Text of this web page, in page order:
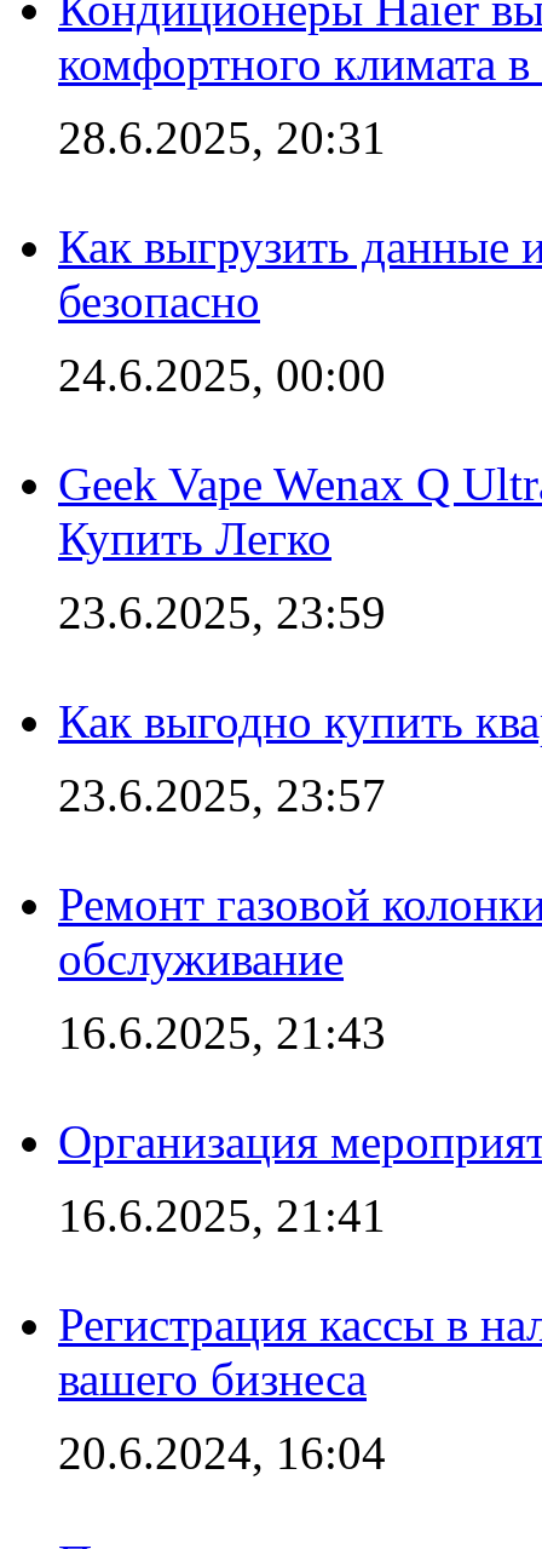
комфортного климата
28.6.2025, 20:31
Как выгрузить данные
безопасно
24.6.2025, 00:00
Geek Vape Wenax Q
Купить Легко
23.6.2025, 23:59
Как выгодно купить
23.6.2025, 23:57
Ремонт газовой
обслуживание
16.6.2025, 21:43
Организация
16.6.2025, 21:41
Регистрация кассы в
вашего бизнеса
20.6.2024, 16:04